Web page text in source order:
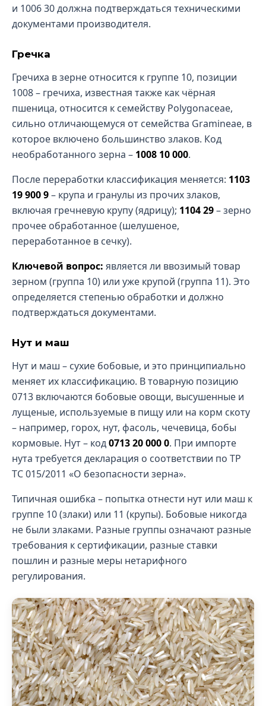
и 1006 30 должна подтверждаться техническими
документами производителя.
Гречка
Гречиха в зерне относится к группе 10, позиции
1008 – гречиха, известная также как чёрная
пшеница, относится к семейству Polygonaceae,
сильно отличающемуся от семейства Gramineae, в
которое включено большинство злаков. Код
необработанного зерна – 1008 10 000.
После переработки классификация меняется: 1103
19 900 9– крупа и гранулы из прочих злаков,
включая гречневую крупу (ядрицу); 1104 29– зерно
прочее обработанное (шелушеное,
переработанное в сечку).
Ключевой вопрос: является ли ввозимый товар
зерном (группа 10) или уже крупой (группа 11). Это
определяется степенью обработки и должно
подтверждаться документами.
Нут и маш
Нут и маш – сухие бобовые, и это принципиально
меняет их классификацию. В товарную позицию
0713 включаются бобовые овощи, высушенные и
лущеные, используемые в пищу или на корм скоту
– например, горох, нут, фасоль, чечевица, бобы
кормовые. Нут – код0713 20 000 0. При импорте
нута требуется декларация о соответствии по ТР
ТС 015/2011 «О безопасности зерна».
Типичная ошибка – попытка отнести нут или маш к
группе 10 (злаки) или 11 (крупы). Бобовые никогда
не были злаками. Разные группы означают разные
требования к сертификации, разные ставки
пошлин и разные меры нетарифного
регулирования.